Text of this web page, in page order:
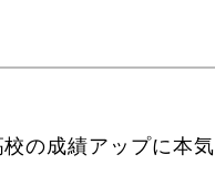
の成績アップに本気